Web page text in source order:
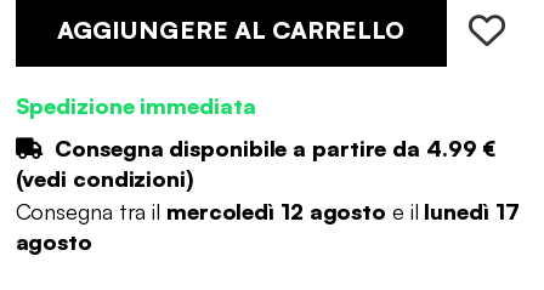
AGGIUNGERE AL CARRELLO
Spedizione immediata
Consegna disponibile a partire da 4.99 €
(vedi condizioni)
Consegna tra il mercoledì 12 agosto e il lunedì 17
agosto